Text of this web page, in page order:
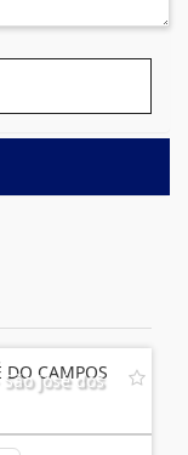
DO CAMPOS
José dos